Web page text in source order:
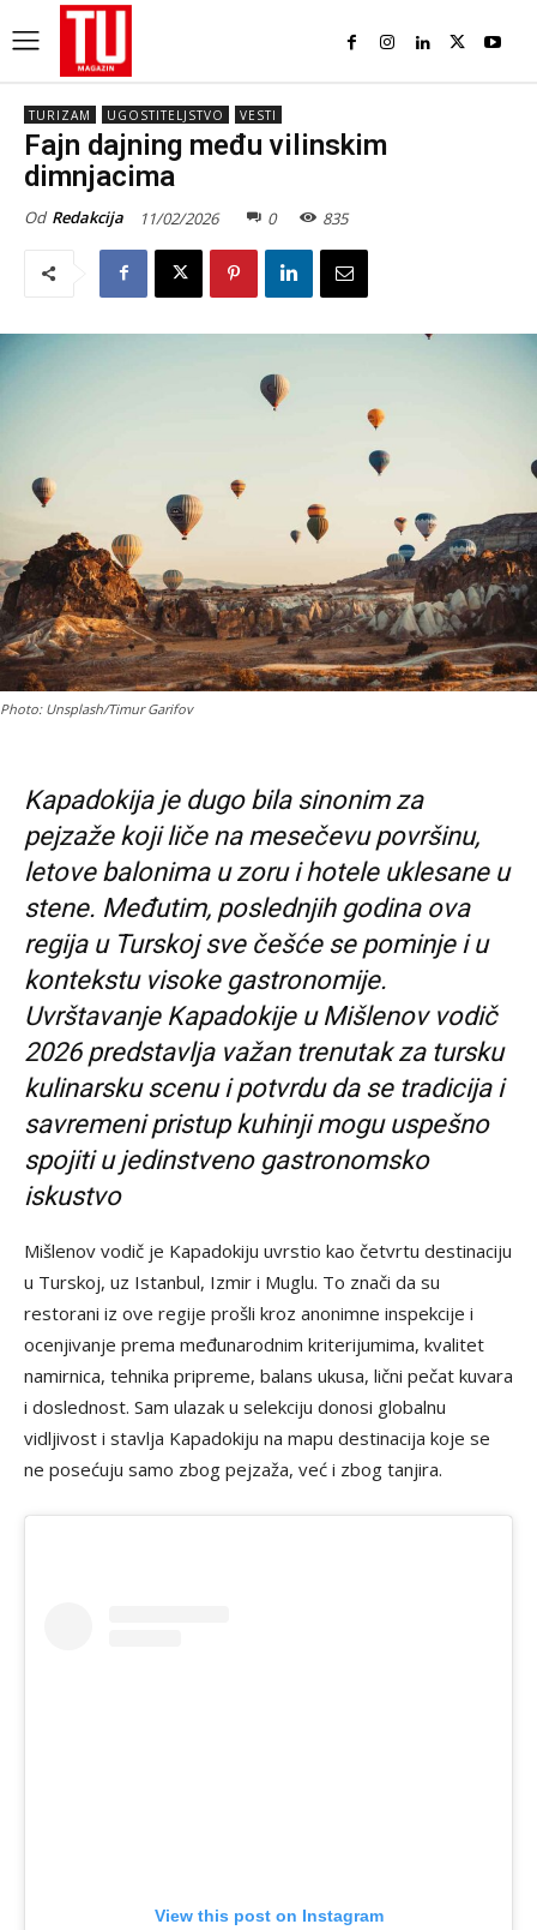
TURIZAM UGOSTITELJSTVO VESTI
Fajn dajning među vilinskim
dimnjacima
Od Redakcija 11/02/2026 0 835
Photo: Unsplash/Timur Garifov
Kapadokija je dugo bila sinonim za
pejzaže koji liče na mesečevu površinu,
letove balonima u zoru i hotele uklesane u
stene. Međutim, poslednjih godina ova
regija u Turskoj sve češće se pominje i u
kontekstu visoke gastronomije.
Uvrštavanje Kapadokije u Mišlenov vodič
2026 predstavlja važan trenutak za tursku
kulinarsku scenu i potvrdu da se tradicija i
savremeni pristup kuhinji mogu uspešno
spojiti u jedinstveno gastronomsko
iskustvo
Mišlenov vodič je Kapadokiju uvrstio kao četvrtu destinaciju
u Turskoj, uz Istanbul, Izmir i Muglu. To znači da su
restorani iz ove regije prošli kroz anonimne inspekcije i
ocenjivanje prema međunarodnim kriterijumima, kvalitet
namirnica, tehnika pripreme, balans ukusa, lični pečat kuvara
i doslednost. Sam ulazak u selekciju donosi globalnu
vidljivost i stavlja Kapadokiju na mapu destinacija koje se
ne posećuju samo zbog pejzaža, već i zbog tanjira.
View this post on Instagram